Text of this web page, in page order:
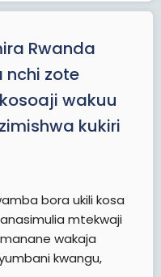
Rwanda
zote
wakuu
kukiri
bora ukili kosa
mtekwaji
wakaja
kwangu,